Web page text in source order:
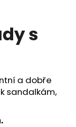
s
a dobře
sandalkám,